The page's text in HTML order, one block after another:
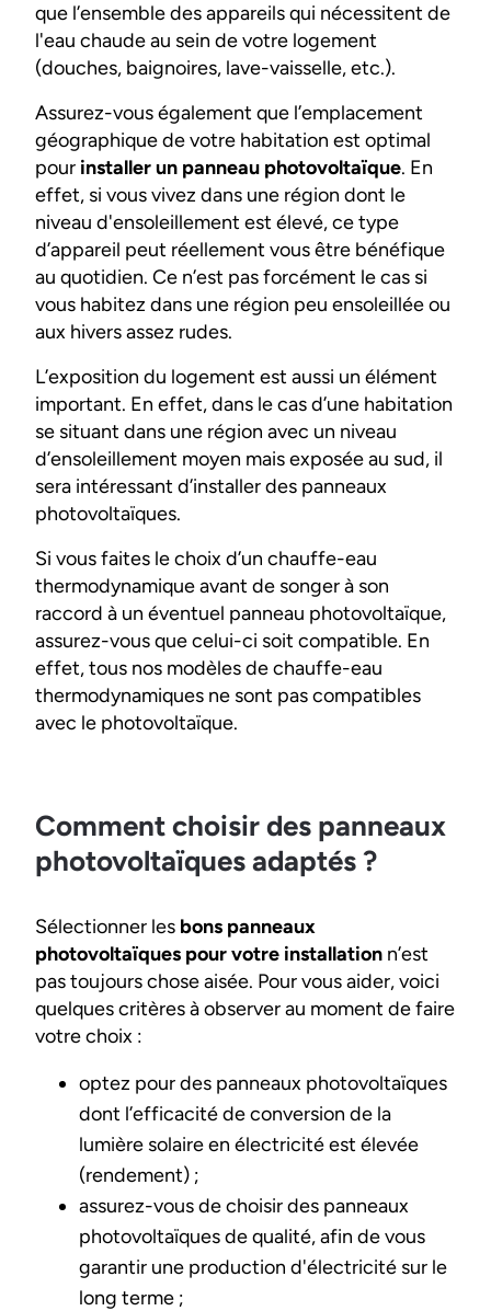
que l’ensemble des appareils qui nécessitent de
l'eau chaude au sein de votre logement
(douches, baignoires, lave-vaisselle, etc.).
Assurez-vous également que l’emplacement
géographique de votre habitation est optimal
pour installer un panneau photovoltaïque. En
effet, si vous vivez dans une région dont le
niveau d'ensoleillement est élevé, ce type
d’appareil peut réellement vous être bénéfique
au quotidien. Ce n’est pas forcément le cas si
vous habitez dans une région peu ensoleillée ou
aux hivers assez rudes.
L’exposition du logement est aussi un élément
important. En effet, dans le cas d’une habitation
se situant dans une région avec un niveau
d’ensoleillement moyen mais exposée au sud, il
sera intéressant d’installer des panneaux
photovoltaïques.
Si vous faites le choix d’un chauffe-eau
thermodynamique avant de songer à son
raccord à un éventuel panneau photovoltaïque,
assurez-vous que celui-ci soit compatible. En
effet, tous nos modèles de chauffe-eau
thermodynamiques ne sont pas compatibles
avec le photovoltaïque.
Comment choisir des panneaux
photovoltaïques adaptés ?
Sélectionner les bons panneaux
photovoltaïques pour votre installation n’est
pas toujours chose aisée. Pour vous aider, voici
quelques critères à observer au moment de faire
votre choix :
optez pour des panneaux photovoltaïques
dont l’efficacité de conversion de la
lumière solaire en électricité est élevée
(rendement) ;
assurez-vous de choisir des panneaux
photovoltaïques de qualité, afin de vous
garantir une production d'électricité sur le
long terme ;